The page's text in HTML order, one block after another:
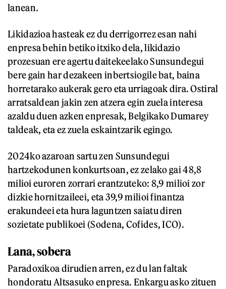
lanean.
Likidazioa hasteak ez du derrigorrez esan nahi
enpresa behin betiko itxiko dela, likidazio
prozesuan ere agertu daitekeelako Sunsundegui
bere gain har dezakeen inbertsiogile bat, baina
horretarako aukerak gero eta urriagoak dira. Ostiral
arratsaldean jakin zen atzera egin zuela interesa
azaldu duen azken enpresak, Belgikako Dumarey
taldeak, eta ez zuela eskaintzarik egingo.
2024ko azaroan sartu zen Sunsundegui
hartzekodunen konkurtsoan, ez zelako gai 48,8
milioi euroren zorrari erantzuteko: 8,9 milioi zor
dizkie hornitzaileei, eta 39,9 milioi finantza
erakundeei eta hura laguntzen saiatu diren
sozietate publikoei (Sodena, Cofides, ICO).
Lana, sobera
Paradoxikoa dirudien arren, ez du lan faltak
hondoratu Altsasuko enpresa. Enkargu asko zituen